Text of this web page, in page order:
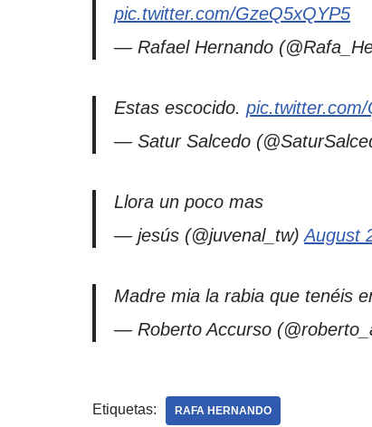
pic.twitter.com/GzeQ5xQYP5
— Rafael Hernando
Estas escocido. pic.twitter.com/
— Satur Salcedo
Llora un poco mas
— jesús (@juvenal_tw)August
Madre mia la rabia que tenéis
— Roberto Accurso
Etiquetas: RAFA HERNANDO